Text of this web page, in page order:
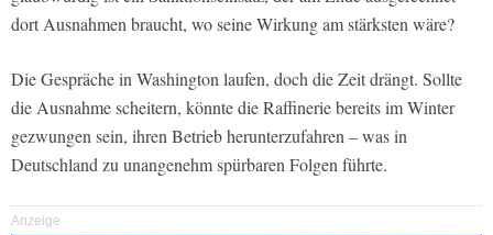
dort Ausnahmen braucht, wo seine Wirkung am stärksten wäre?
Die Gespräche in Washington laufen, doch die Zeit drängt. Sollte
die Ausnahme scheitern, könnte die Raffinerie bereits im Winter
gezwungen sein, ihren Betrieb herunterzufahren – was in
Deutschland zu unangenehm spürbaren Folgen führte.
Anzeige